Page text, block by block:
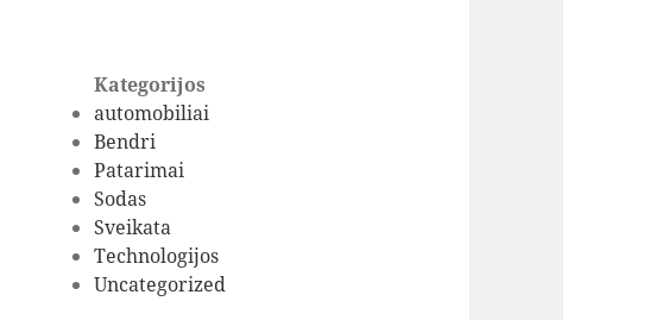
Kategorijos
automobiliai
Bendri
Patarimai
Sodas
Sveikata
Technologijos
Uncategorized